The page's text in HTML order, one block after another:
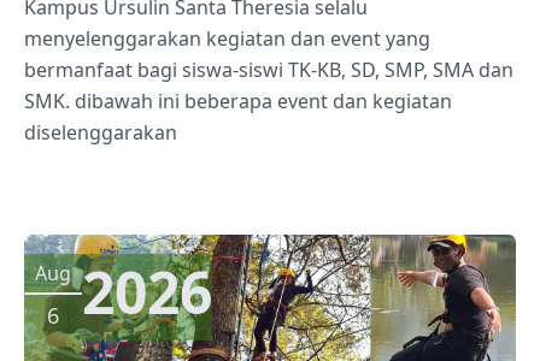
Kampus Ursulin Santa Theresia selalu
menyelenggarakan kegiatan dan event yang
bermanfaat bagi siswa-siswi TK-KB, SD, SMP, SMA dan
SMK. dibawah ini beberapa event dan kegiatan
diselenggarakan
Aug
6 2026